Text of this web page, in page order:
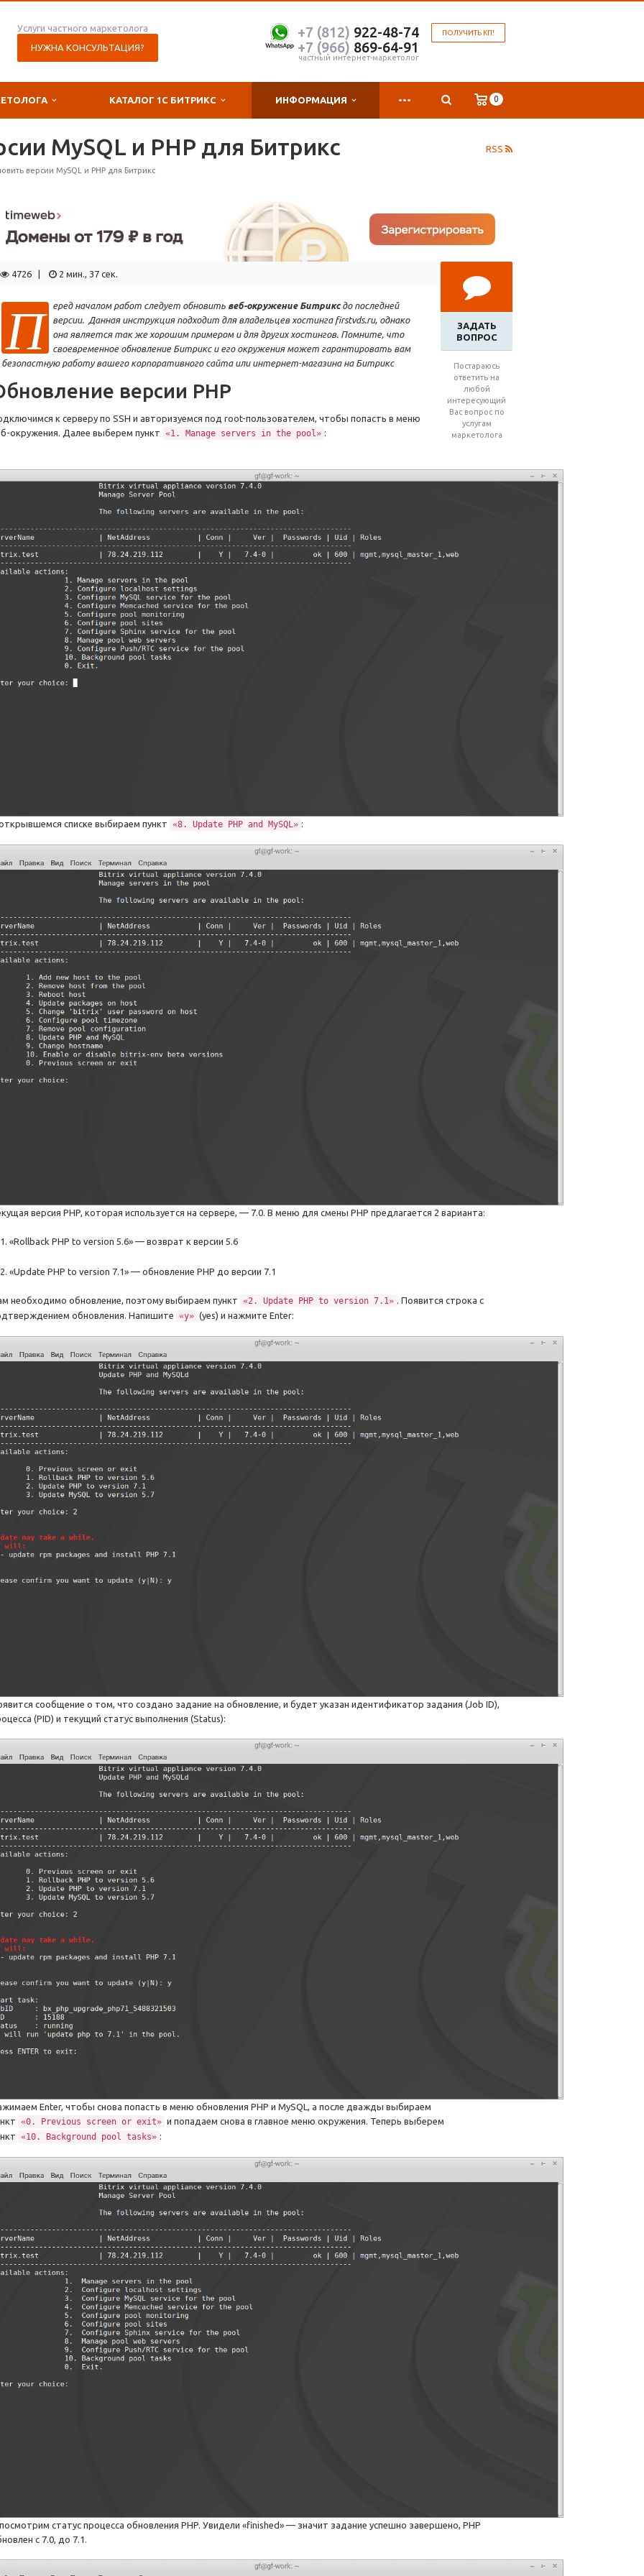
Услуги частного маркетолога
НУЖНА КОНСУЛЬТАЦИЯ?
ПОЛУЧИТЬ КП!
+7 (812) 922-48-74
+7 (966) 869-64-91
частный интернет-маркетолог
КАТАЛОГ 1С БИТРИКС ИНФОРМАЦИЯ ... 0
RSS
MySQL и PHP для Битрикс
версии MySQL и PHP для Битрикс
ЗАДАТЬ
ВОПРОС
Постараюсь
ответить на
любой
интересующий
Вас вопрос по
услугам
маркетолога
4726 | 2 мин., 37 сек.
П еред началом работ следует обновить веб-окружение Битриксдо последней
версии. Данная инструкция подходит для владельцев хостинга firstvds.ru, однако
она является так же хорошим примером и для других хостингов. Помните, что
своевременное обновление Битрикс и его окружения может гарантировать вам
безопастную работу вашего корпоративного сайта или интернет-магазина на Битрикс
версии PHP
к серверу по SSH и авторизуемся под root-пользователем, чтобы попасть в меню
окружения. Далее выберем пункт «1. Manage servers in the pool» :
списке выбираем пункт «8. Update PHP and MySQL» :
версия PHP, которая используется на сервере, — 7.0. В меню для смены PHP предлагается 2 варианта:
«Rollback PHP to version 5.6» — возврат к версии 5.6
«Update PHP to version 7.1» — обновление PHP до версии 7.1
необходимо обновление, поэтому выбираем пункт «2. Update PHP to version 7.1» . Появится строка с
обновления. Напишите «y» (yes) и нажмите Enter:
сообщение о том, что создано задание на обновление, и будет указан идентификатор задания (Job ID),
(PID) и текущий статус выполнения (Status):
Enter, чтобы снова попасть в меню обновления PHP и MySQL, а после дважды выбираем
«0. Previous screen or exit» и попадаем снова в главное меню окружения. Теперь выберем
«10. Background pool tasks» :
статус процесса обновления PHP. Увидели «finished» — значит задание успешно завершено, PHP
с 7.0, до 7.1.